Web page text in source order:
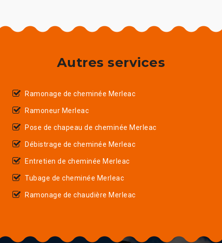
Autres services
Ramonage de cheminée Merleac
Ramoneur Merleac
Pose de chapeau de cheminée Merleac
Débistrage de cheminée Merleac
Entretien de cheminée Merleac
Tubage de cheminée Merleac
Ramonage de chaudière Merleac